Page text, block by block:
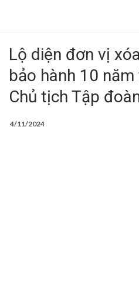
Lộ diện đơn vị
bảo hành 10
Chủ tịch Tập
4/11/2024